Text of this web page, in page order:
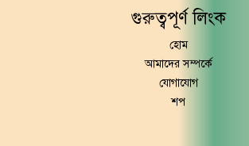
গুরুত্বপূর্ণ লিংক
হোম
আমাদের সম্পর্কে
যোগাযোগ
শপ